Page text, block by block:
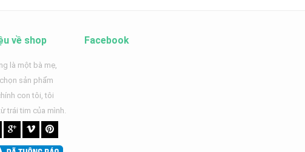
về shop
là một bà mẹ,
sản phẩm
con tôi, tôi
trái tim của mình.
Facebook